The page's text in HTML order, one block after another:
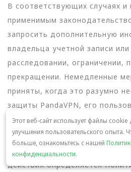
В соответствующих случаях и
применимым
запросить дополнительную
владельца учетной записи
расследовании, ограничении,
прекращении. Немедленные
приняты, когда это разумно
защиты PandaVPN, его
либо безопасности и
Право на возврат средств
ограничения,
действия определяется
Этот веб-сайт использует файлы cookie
улучшения пользовательского опыта.
больше, ознакомьтесь с нашей
конфиденциальности.